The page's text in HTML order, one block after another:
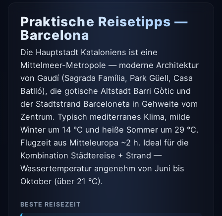
Praktische Reisetipps —
Barcelona
Die Hauptstadt Kataloniens ist eine
Mittelmeer-Metropole — moderne Architektur
von Gaudí (Sagrada Família, Park Güell, Casa
Batlló), die gotische Altstadt Barri Gòtic und
der Stadtstrand Barceloneta in Gehweite vom
Zentrum. Typisch mediterranes Klima, milde
Winter um 14 °C und heiße Sommer um 29 °C.
Flugzeit aus Mitteleuropa ~2 h. Ideal für die
Kombination Städtereise + Strand —
Wassertemperatur angenehm von Juni bis
Oktober (über 21 °C).
BESTE REISEZEIT